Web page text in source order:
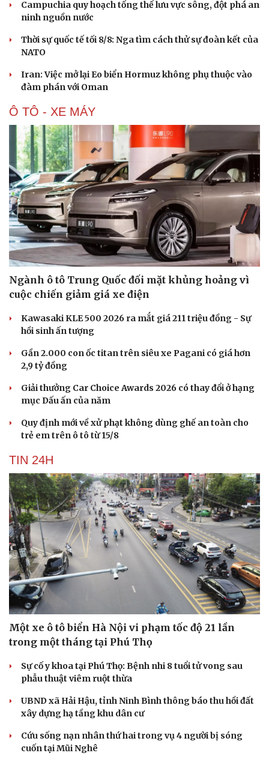
Du lịch
Tư vấn
Săn Tour
check-in
Podcast
Câu chuyện thời sự
Đọc truyện đêm khuya
Cửa sổ tình yêu
Kể chuyện cho bé
Hạt giống tâm hồn
Campuchia quy hoạch tổng thể lưu vực sông, đột phá an
ninh nguồn nước
Thời sự quốc tế tối 8/8: Nga tìm cách thử sự đoàn kết của
NATO
Iran: Việc mở lại Eo biển Hormuz không phụ thuộc vào
đàm phán với Oman
Ô TÔ - XE MÁY
Ngành ô tô Trung Quốc đối mặt khủng hoảng vì
cuộc chiến giảm giá xe điện
Kawasaki KLE 500 2026 ra mắt giá 211 triệu đồng - Sự
hồi sinh ấn tượng
Gần 2.000 con ốc titan trên siêu xe Pagani có giá hơn
2,9 tỷ đồng
Giải thưởng Car Choice Awards 2026 có thay đổi ở hạng
mục Dấu ấn của năm
Quy định mới về xử phạt không dùng ghế an toàn cho
trẻ em trên ô tô từ 15/8
TIN 24H
Một xe ô tô biển Hà Nội vi phạm tốc độ 21 lần
trong một tháng tại Phú Thọ
Sự cố y khoa tại Phú Thọ: Bệnh nhi 8 tuổi tử vong sau
phẫu thuật viêm ruột thừa
UBND xã Hải Hậu, tỉnh Ninh Bình thông báo thu hồi đất
xây dựng hạ tầng khu dân cư
Cứu sống nạn nhân thứ hai trong vụ 4 người bị sóng
cuốn tại Mũi Nghê